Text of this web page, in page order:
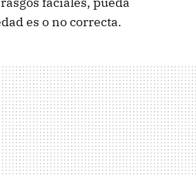
es o no correcta.